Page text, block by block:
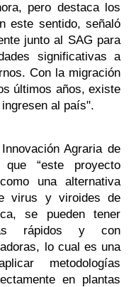
pero destaca los
este sentido, señaló
junto al SAG para
significativas a
Con la migración
últimos años, existe
al país".
Agraria de
“este proyecto
una alternativa
virus y viroides de
se pueden tener
rápidos y con
lo cual es una
metodologías
en plantas